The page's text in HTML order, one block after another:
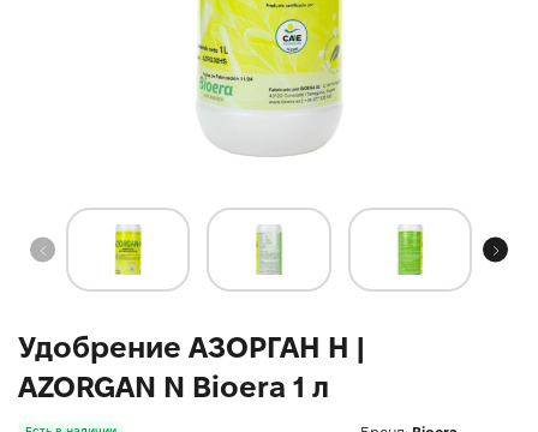
Удобрение АЗОРГАН Н |
AZORGAN N Bioerа 1 л